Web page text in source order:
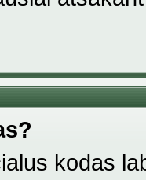
kodas